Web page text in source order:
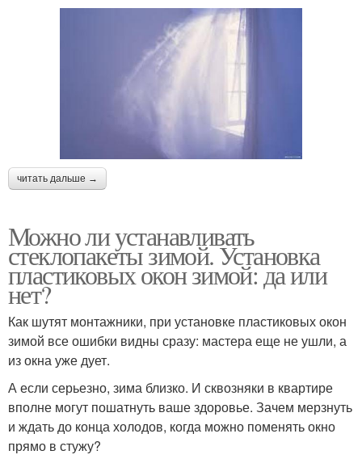
читать дальше →
Можно ли устанавливать
стеклопакеты зимой. Установка
пластиковых окон зимой: да или
нет?
Как шутят монтажники, при установке пластиковых окон
зимой все ошибки видны сразу: мастера еще не ушли, а
из окна уже дует.
А если серьезно, зима близко. И сквозняки в квартире
вполне могут пошатнуть ваше здоровье. Зачем мерзнуть
и ждать до конца холодов, когда можно поменять окно
прямо в стужу?